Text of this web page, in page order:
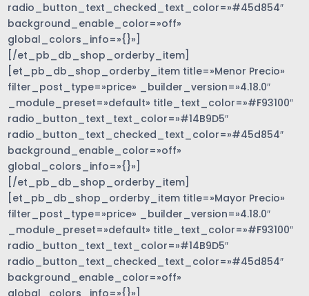
radio_button_text_checked_text_color=»#45d854″
background_enable_color=»off»
global_colors_info=»{}»]
[/et_pb_db_shop_orderby_item]
[et_pb_db_shop_orderby_item title=»Menor Precio»
filter_post_type=»price» _builder_version=»4.18.0″
_module_preset=»default» title_text_color=»#F93100″
radio_button_text_text_color=»#14B9D5″
radio_button_text_checked_text_color=»#45d854″
background_enable_color=»off»
global_colors_info=»{}»]
[/et_pb_db_shop_orderby_item]
[et_pb_db_shop_orderby_item title=»Mayor Precio»
filter_post_type=»price» _builder_version=»4.18.0″
_module_preset=»default» title_text_color=»#F93100″
radio_button_text_text_color=»#14B9D5″
radio_button_text_checked_text_color=»#45d854″
background_enable_color=»off»